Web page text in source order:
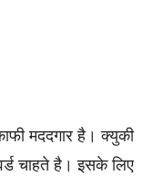
मददगार है। क्युकी
चाहते है। इसके लिए